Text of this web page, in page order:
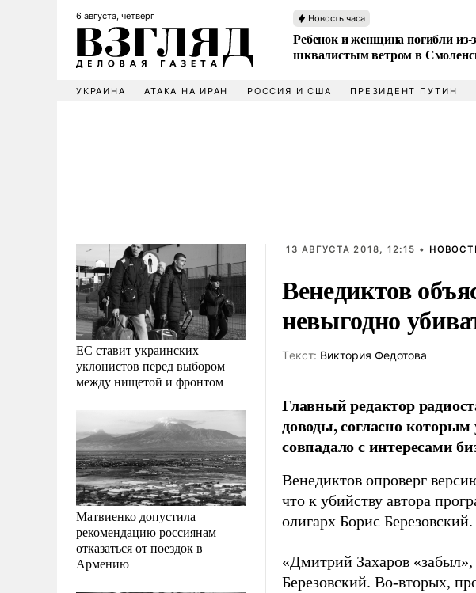
6 августа, четверг Новость часа
Ребенок и женщина погибли из-
шквалистым ветром в
УКРАИНА АТАКА НА ИРАН РОССИЯ И США ПРЕЗИДЕНТ ПУТИН
ЕС ставит украинских
уклонистов перед выбором
между нищетой и фронтом
Матвиенко допустила
рекомендацию россиянам
отказаться от поездок в
Армению
13 АВГУСТА 2018, 12:15 •
Венедиктов
невыгодно
Tекст: Виктория Федотова
Главный редактор
доводы, согласно
совпадало с интересами
Венедиктов опроверг
что к убийству автора
олигарх Борис Березовский.
«Дмитрий Захаров
Березовский. Во-вторых,